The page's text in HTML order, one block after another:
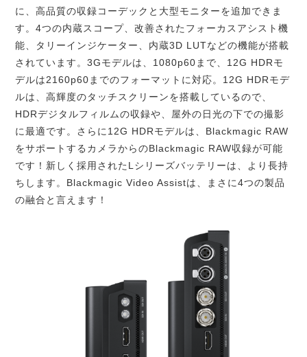
に、高品質の収録コーデックと大型モニターを追加できま
す。4つの内蔵スコープ、改善されたフォーカスアシスト機
能、タリーインジケーター、内蔵3D LUTなどの機能が搭載
されています。3Gモデルは、1080p60まで、12G HDRモ
デルは2160p60までのフォーマットに対応。12G HDRモデ
ルは、高輝度のタッチスクリーンを搭載しているので、
HDRデジタルフィルムの収録や、屋外の日光の下での撮影
に最適です。さらに12G HDRモデルは、Blackmagic RAW
をサポートするカメラからのBlackmagic RAW収録が可能
です！新しく採用されたLシリーズバッテリーは、より長持
ちします。Blackmagic Video Assistは、まさに4つの製品
の融合と言えます！